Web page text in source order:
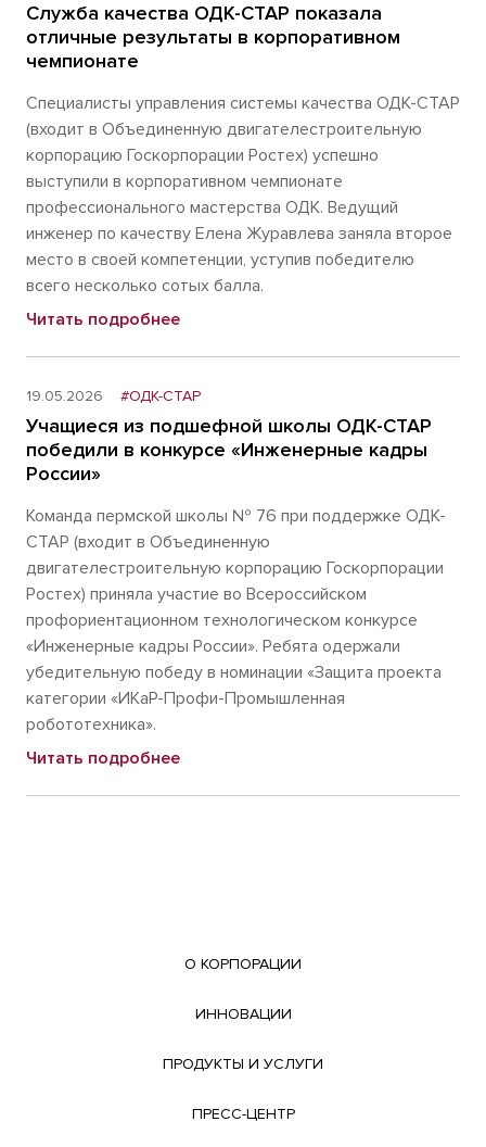
Служба качества ОДК-СТАР показала
отличные результаты в корпоративном
чемпионате
Специалисты управления системы качества ОДК-СТАР
(входит в Объединенную двигателестроительную
корпорацию Госкорпорации Ростех) успешно
выступили в корпоративном чемпионате
профессионального мастерства ОДК. Ведущий
инженер по качеству Елена Журавлева заняла второе
место в своей компетенции, уступив победителю
всего несколько сотых балла.
Читать подробнее
19.05.2026 #ОДК-СТАР
Учащиеся из подшефной школы ОДК-СТАР
победили в конкурсе «Инженерные кадры
России»
Команда пермской школы № 76 при поддержке ОДК-
СТАР (входит в Объединенную
двигателестроительную корпорацию Госкорпорации
Ростех) приняла участие во Всероссийском
профориентационном технологическом конкурсе
«Инженерные кадры России». Ребята одержали
убедительную победу в номинации «Защита проекта
категории «ИКаР-Профи-Промышленная
робототехника».
Читать подробнее
О КОРПОРАЦИИ
ИННОВАЦИИ
ПРОДУКТЫ И УСЛУГИ
ПРЕСС-ЦЕНТР